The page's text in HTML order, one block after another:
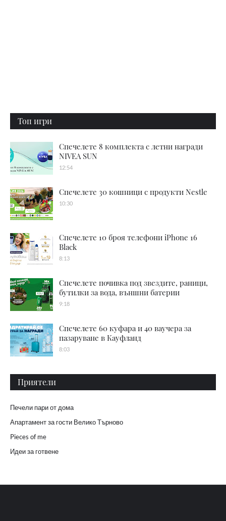
Топ игри
Спечелете 8 комплекта с летни награди
NIVEA SUN
12:54
Спечелете 30 кошници с продукти Nestle
10:30
Спечелете 10 броя телефони iPhone 16
Black
8:13
Спечелете почивка под звездите, раници,
бутилки за вода, външни батерии
9:18
Спечелете 60 куфара и 40 ваучера за
пазаруване в Кауфланд
8:03
Приятели
Печели пари от дома
Апартамент за гости Велико Търново
Pieces of me
Идеи за готвене